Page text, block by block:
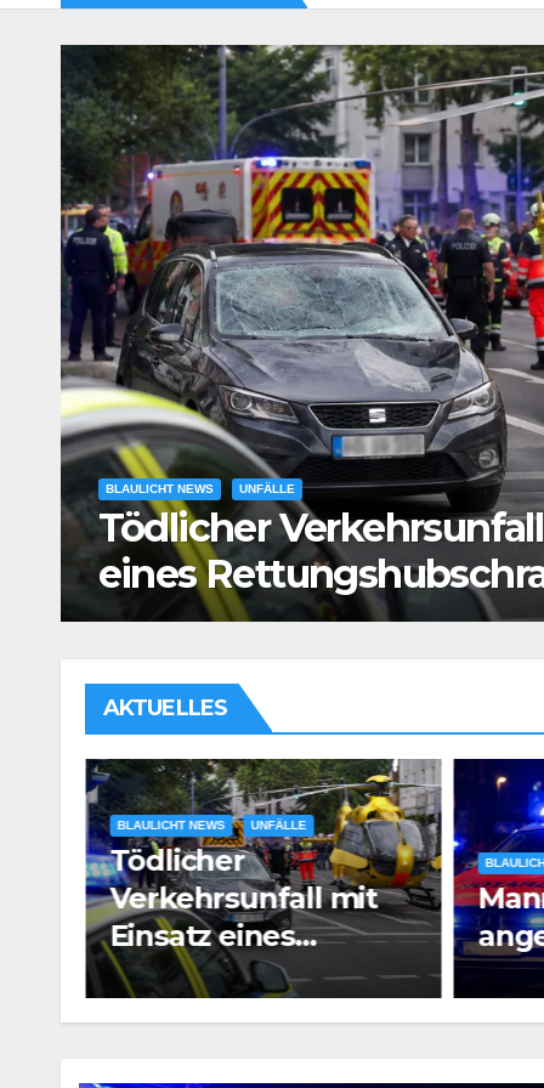
BLAULICHT NEWS
Mann vor Café
AKTUELLES
BLAULICHT NEWS
Mann vor Café
angeschossen
PM3